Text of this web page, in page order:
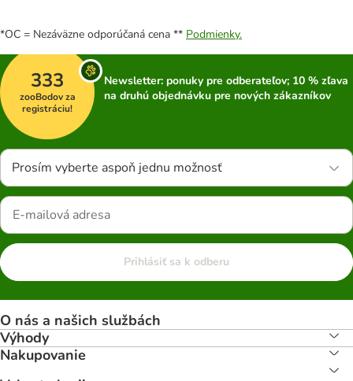
*OC = Nezáväzne odporúčaná cena ** Podmienky.
333
zooBodov za
registráciu!
Newsletter: ponuky pre odberateľov; 10 % zľava
na druhú objednávku pre nových zákazníkov
Prosím vyberte aspoň jednu možnosť
Prihlásiť sa k odberu
O nás a našich službách
Výhody
Nakupovanie